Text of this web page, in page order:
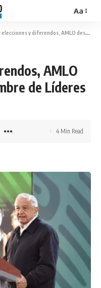
Aa
y diferendos, AMLO descarta acudir a Cumbre de Líderes en Canadá
AMLO
de Líderes
4 Min Read